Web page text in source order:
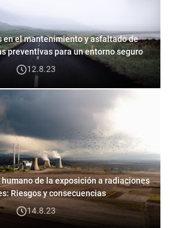
en el mantenimiento y asfaltado de
preventivas para un entorno seguro
12.8.23
de la exposición a radiaciones
Riesgos y consecuencias
14.8.23